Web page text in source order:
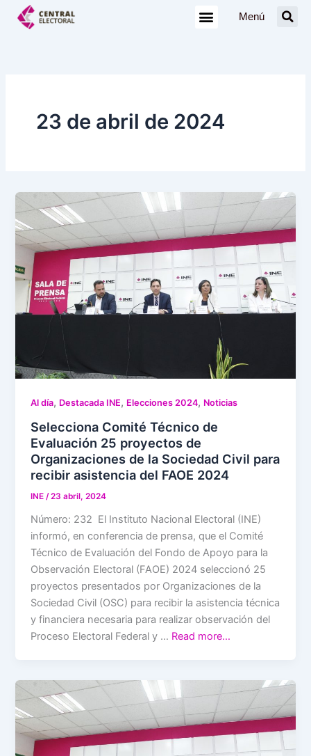
Menú
23 de abril de 2024
Al día, Destacada INE, Elecciones 2024, Noticias
Selecciona Comité Técnico de
Evaluación 25 proyectos de
Organizaciones de la Sociedad Civil para
recibir asistencia del FAOE 2024
INE/23 abril, 2024
Número: 232 El Instituto Nacional Electoral (INE)
informó, en conferencia de prensa, que el Comité
Técnico de Evaluación del Fondo de Apoyo para la
Observación Electoral (FAOE) 2024 seleccionó 25
proyectos presentados por Organizaciones de la
Sociedad Civil (OSC) para recibir la asistencia técnica
y financiera necesaria para realizar observación del
Proceso Electoral Federal y … Read more…